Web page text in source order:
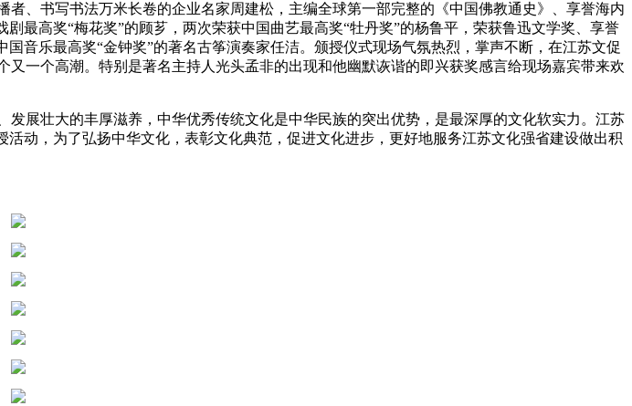
、书写书法万米长卷的企业名家周建松，主编全球第一部完整的《中国佛教通史》、享誉海内
最高奖“梅花奖”的顾芗，两次荣获中国曲艺最高奖“牡丹奖”的杨鲁平，荣获鲁迅文学奖、享誉
音乐最高奖“金钟奖”的著名古筝演奏家任洁。颁授仪式现场气氛热烈，掌声不断，在江苏文促
一个高潮。特别是著名主持人光头孟非的出现和他幽默诙谐的即兴获奖感言给现场嘉宾带来欢
展壮大的丰厚滋养，中华优秀传统文化是中华民族的突出优势，是最深厚的文化软实力。江苏
动，为了弘扬中华文化，表彰文化典范，促进文化进步，更好地服务江苏文化强省建设做出积